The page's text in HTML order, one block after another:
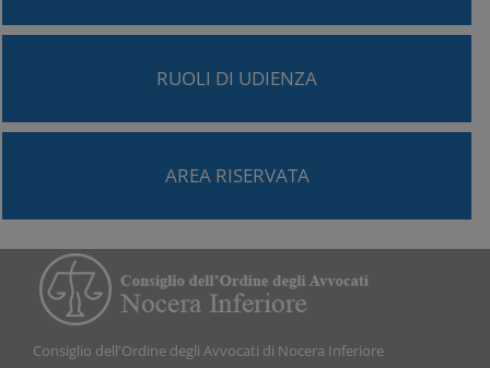
RUOLI DI UDIENZA
AREA RISERVATA
Consiglio dell'Ordine degli Avvocati di Nocera Inferiore